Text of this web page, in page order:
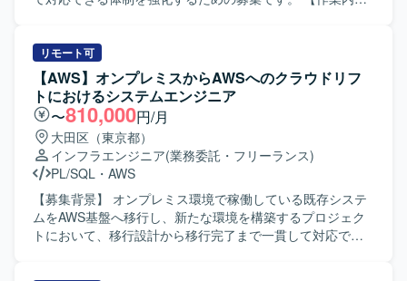
きます。具体的には、移行に伴うプログラムの改修、テス
ト、実装、設計修正などの対応や、AWS環境の構築、各種
ドキュメントの作成を担当していただきます。既存プログ
ラムの改修から新環境構築、移行完了までの一連のフェー
ズに参画していただきます。 【求める人物像】 プロジェク
ト全体を自分の担当範囲として捉え、主体的に課題を発見
しながら業務を遂行できる方を求めています。チームメン
バーと協力しながら責任感を持ってタスクを完遂できる
方、初級者にもわかりやすいドキュメントを作成し、情報
共有やナレッジ蓄積に貢献していただける方が望ましいで
す。また、既存システム情報を整理・分析し、抜け漏れの
リモート可
【AWS】オンプレミスからAWSへのクラウドリフ
トにおけるシステムエンジニア
〜810,000円/月
大田区（東京都）
インフラエンジニア(業務委託・フリーランス)
PL/SQL ・ AWS
【募集背景】 オンプレミス環境で稼働している既存システ
ムをAWS基盤へ移行し、新たな環境を構築するプロジェク
トにおいて、移行設計から移行完了まで一貫して対応でき